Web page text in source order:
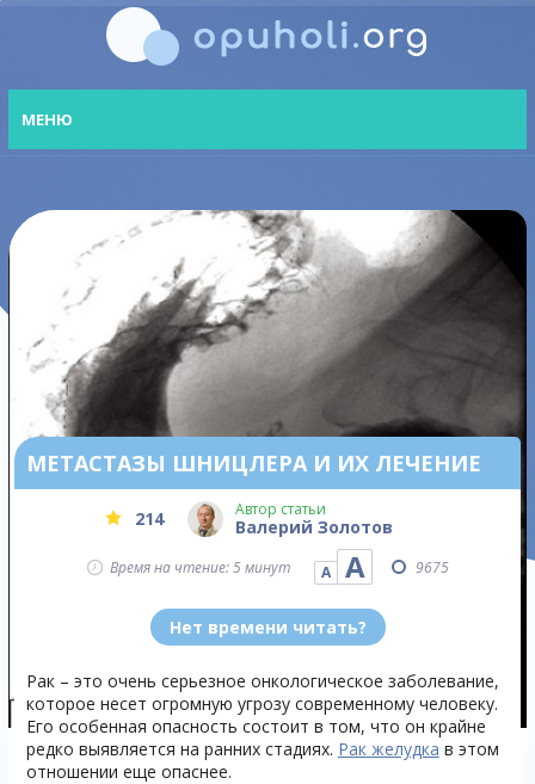
МЕНЮ
МЕТАСТАЗЫ ШНИЦЛЕРА И ИХ ЛЕЧЕНИЕ
214 Автор статьи
Валерий Золотов
Время на чтение: 5 минут А А 9675
Нет времени читать?
Рак – это очень серьезное онкологическое заболевание,
которое несет огромную угрозу современному человеку.
Его особенная опасность состоит в том, что он крайне
редко выявляется на ранних стадиях. Рак желудка в этом
отношении еще опаснее.